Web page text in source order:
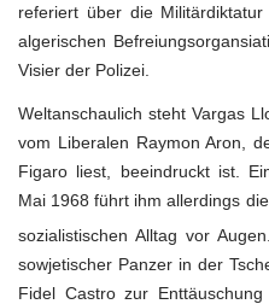
referiert über die
algerischen
Visier der Polizei.
Weltanschaulich steht Vargas
vom Liberalen Raymon Aron,
Figaro liest, beeindruckt ist.
Mai 1968 führt ihm allerdings
sozialistischen Alltag vor
sowjetischer Panzer in der
Fidel Castro zur